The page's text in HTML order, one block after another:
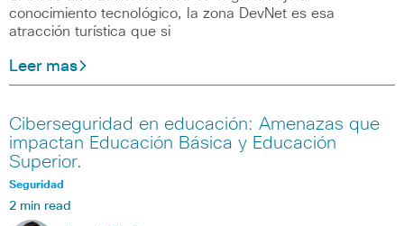
conocimiento tecnológico, la zona DevNet es esa
atracción turística que si
Leer mas
Ciberseguridad en educación: Amenazas que
impactan Educación Básica y Educación
Superior.
Seguridad
2 min read